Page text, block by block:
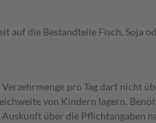
die Bestandteile Fisch, Soja
pro Tag darf nicht
von Kindern lagern.
über die Pflichtangaben